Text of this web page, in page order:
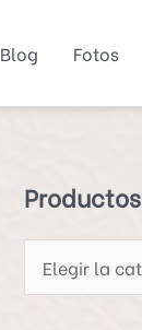
Blog Fotos
Productos
d
t